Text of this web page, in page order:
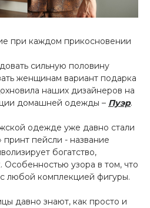
при каждом прикосновении
сильную половину
женщинам вариант подарка
наших дизайнеров на
домашней одежды – Пуэр.
одежде уже давно стали
принт пейсли - название
богатство,
Особенностью узора в том, что
любой комплекцией фигуры.
давно знают, как просто и